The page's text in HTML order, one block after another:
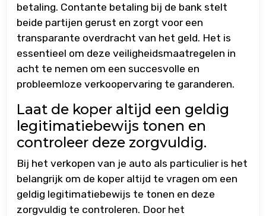
betaling. Contante betaling bij de bank stelt
beide partijen gerust en zorgt voor een
transparante overdracht van het geld. Het is
essentieel om deze veiligheidsmaatregelen in
acht te nemen om een succesvolle en
probleemloze verkoopervaring te garanderen.
Laat de koper altijd een geldig
legitimatiebewijs tonen en
controleer deze zorgvuldig.
Bij het verkopen van je auto als particulier is het
belangrijk om de koper altijd te vragen om een
geldig legitimatiebewijs te tonen en deze
zorgvuldig te controleren. Door het